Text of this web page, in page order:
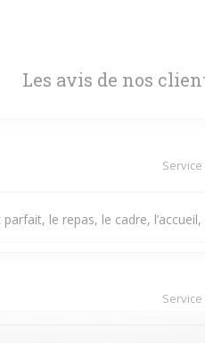
Les avis de nos
Service
le repas, le cadre,
Service